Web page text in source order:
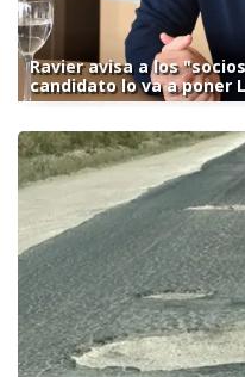
Ravier avisa a los
candidato lo va a poner